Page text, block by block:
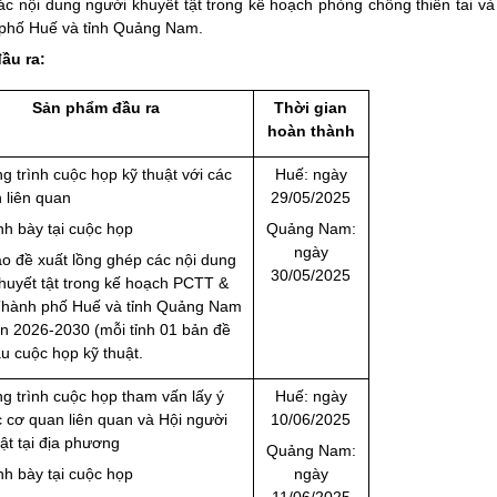
nội dung người khuyết tật trong kế hoạch phòng chống thiên tai
Huế và tỉnh Quảng Nam.
ra:
Sản phẩm đầu ra
Thời gian
hoàn thành
trình cuộc họp kỹ thuật với các
liên quan
bày tại cuộc họp
đề xuất lồng ghép các nội dung
tật trong kế hoạch PCTT &
phố Huế và tỉnh Quảng Nam
2026-2030 (mỗi tỉnh 01 bản đề
cuộc họp kỹ thuật.
Huế: ngày
29/05/2025
Quảng Nam:
ngày
30/05/2025
trình cuộc họp tham vấn lấy ý
cơ quan liên quan và Hội người
tại địa phương
bày tại cuộc họp
Huế: ngày
10/06/2025
Quảng Nam:
ngày